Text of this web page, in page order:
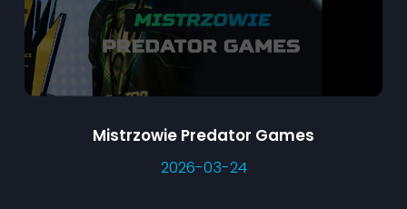
Mistrzowie Predator Games
2026-03-24